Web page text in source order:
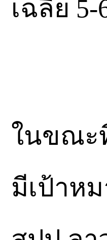
เฉลี่ย
ในขณะ
มีเป้าห